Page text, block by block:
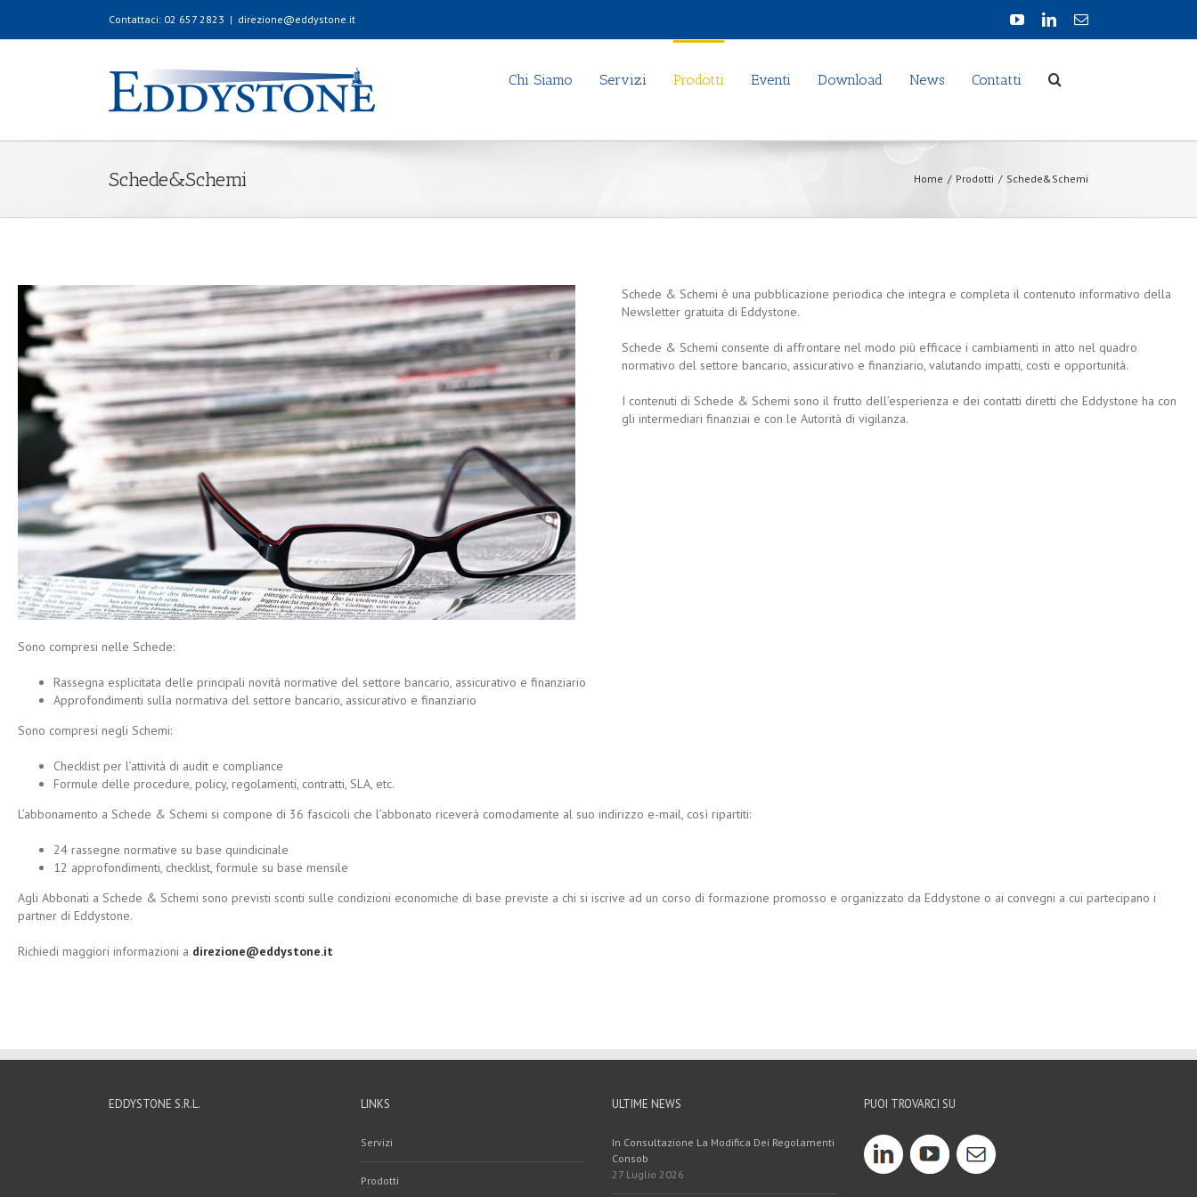
Contattaci: 02 657 2823 | direzione@eddystone.it
Chi Siamo Servizi Prodotti Eventi Download News Contatti
Schede&Schemi Home / Prodotti / Schede&Schemi
Schede & Schemi è una pubblicazione periodica che integra e completa il contenuto informativo della
Newsletter gratuita di Eddystone.
Schede & Schemi consente di affrontare nel modo più efficace i cambiamenti in atto nel quadro
normativo del settore bancario, assicurativo e finanziario, valutando impatti, costi e opportunità.
I contenuti di Schede & Schemi sono il frutto dell’esperienza e dei contatti diretti che Eddystone ha con
gli intermediari finanziai e con le Autorità di vigilanza.
Sono compresi nelle Schede:
Rassegna esplicitata delle principali novità normative del settore bancario, assicurativo e finanziario
Approfondimenti sulla normativa del settore bancario, assicurativo e finanziario
Sono compresi negli Schemi:
Checklist per l’attività di audit e compliance
Formule delle procedure, policy, regolamenti, contratti, SLA, etc.
L’abbonamento a Schede & Schemi si compone di 36 fascicoli che l’abbonato riceverà comodamente al suo indirizzo e-mail, così ripartiti:
24 rassegne normative su base quindicinale
12 approfondimenti, checklist, formule su base mensile
Agli Abbonati a Schede & Schemi sono previsti sconti sulle condizioni economiche di base previste a chi si iscrive ad un corso di formazione promosso e organizzato da Eddystone o ai convegni a cui partecipano i
partner di Eddystone.
Richiedi maggiori informazioni a direzione@eddystone.it
EDDYSTONE S.R.L. LINKS
Servizi
Prodotti
ULTIME NEWS
In Consultazione La Modifica Dei Regolamenti
Consob
27 Luglio 2026
PUOI TROVARCI SU